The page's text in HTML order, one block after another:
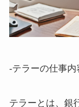
-テラーの仕事内
テラーとは、銀